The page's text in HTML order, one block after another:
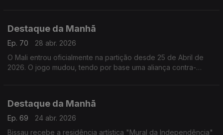
Destaque da Manhã
Ep. 70
28 abr. 2026
O Mali entrou oficialmente na partição desde 25 de Abril de
2026. O jogo mudou, tendo por base uma aliança contra-
Destaque da Manhã
Ep. 69
24 abr. 2026
Bissau recebe a residência artística "Mural da Independência"